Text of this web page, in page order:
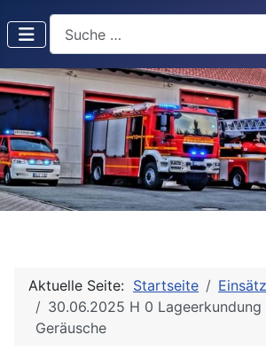
Aktuelle Seite: Startseite
30.06.2025 H 0 Lageerkundung
Geräusche